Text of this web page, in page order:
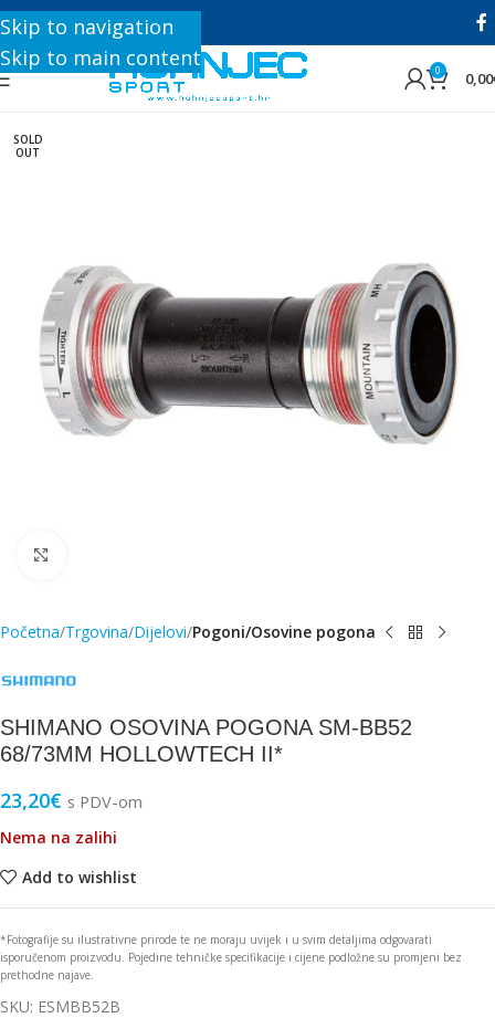
Skip to navigation
Skip to main content
+385 1 8896 200
0 0,00
SOLD
OUT
Početna Trgovina Dijelovi Pogoni/Osovine pogona
SHIMANO OSOVINA POGONA SM-BB52
68/73MM HOLLOWTECH II*
23,20€ s PDV-om
Nema na zalihi
Add to wishlist
*Fotografije su ilustrativne prirode te ne moraju uvijek i u svim detaljima odgovarati
isporučenom proizvodu. Pojedine tehničke specifikacije i cijene podložne su promjeni bez
prethodne najave.
SKU: ESMBB52B